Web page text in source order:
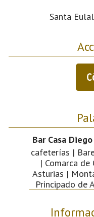
Santa
Bar Casa Diego
cafeterías |
| Comarca
Asturias |
Principado de